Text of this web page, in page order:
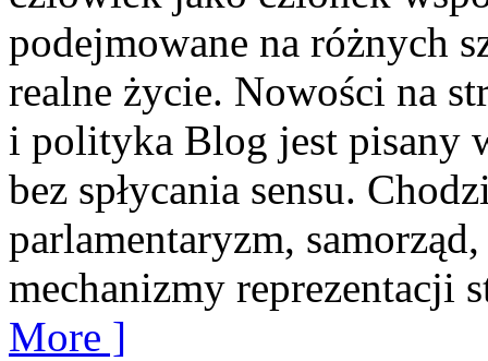
podejmowane na różnych
realne życie. Nowości na
i polityka Blog jest pisany
bez spłycania sensu.
parlamentaryzm,
mechanizmy reprezentacji
More ]